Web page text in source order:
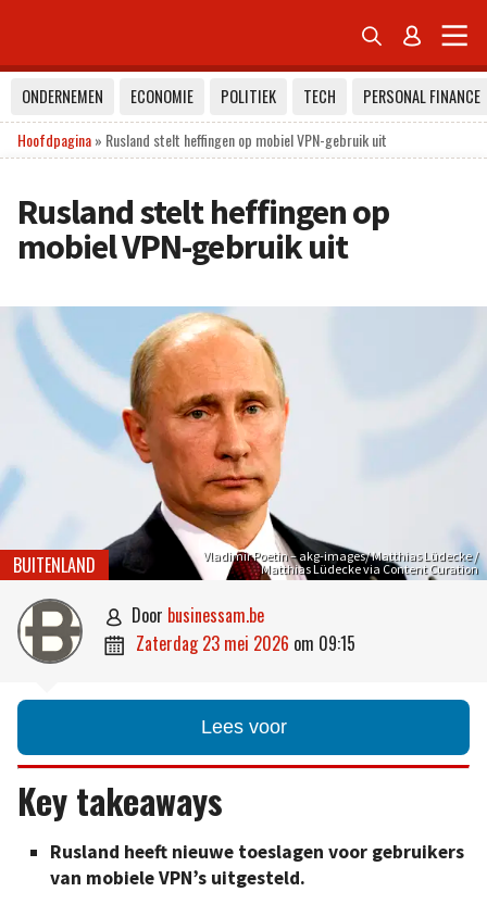
 
ONDERNEMEN ECONOMIE POLITIEK TECH
PERSONAL FINANCE
Hoofdpagina» Rusland stelt heffingen op mobiel VPN-gebruik uit
Rusland stelt heffingen op
mobiel VPN-gebruik uit
Vladimir Poetin – akg-images/ Matthias Lüdecke /
Matthias Lüdecke via Content Curation
BUITENLAND
 door businessam.be
 zaterdag 23 mei 2026 om 09:15
Lees voor
Key takeaways
Rusland heeft nieuwe toeslagen voor gebruikers
van mobiele VPN’s uitgesteld.